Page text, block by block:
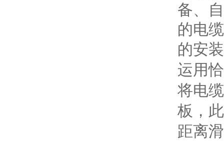
备、
的电
的安
运用
将电
板，
距离